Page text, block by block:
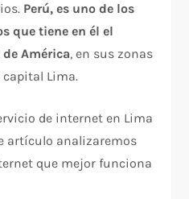
Perú, es uno de los
que tiene en él el
América, en sus zonas
capital Lima.
de internet en Lima
artículo analizaremos
que mejor funciona